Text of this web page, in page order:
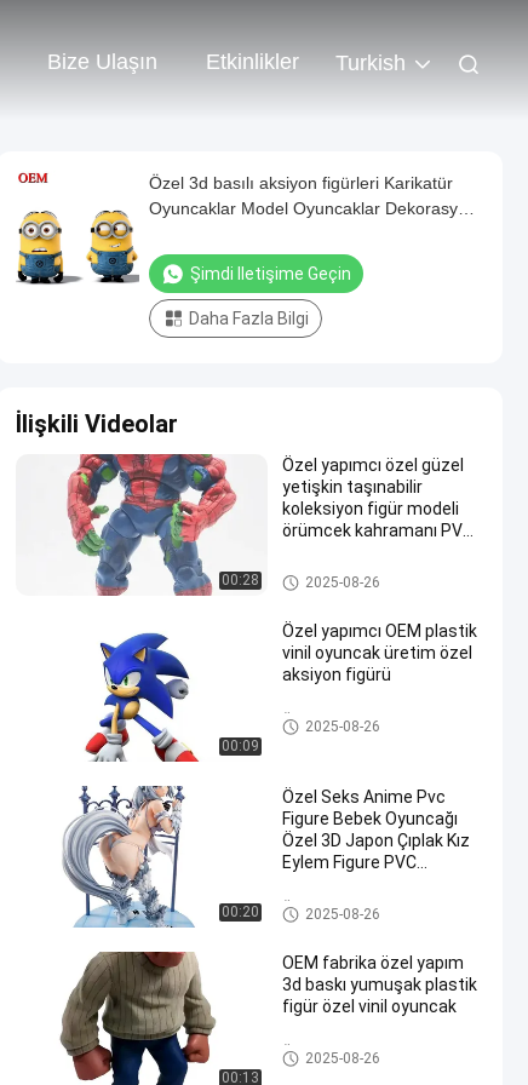
Bize Ulaşın Etkinlikler Turkish
Özel 3d basılı aksiyon figürleri Karikatür
Oyuncaklar Model Oyuncaklar Dekorasyon
Şimdi Iletişime Geçin
Daha Fazla Bilgi
İlişkili Videolar
00:28
Özel yapımcı özel güzel
yetişkin taşınabilir
koleksiyon figür modeli
örümcek kahramanı PVC
Plastik figür/figür/figür/figürle
r
2025-08-26
00:09
Özel yapımcı OEM plastik
vinil oyuncak üretim özel
aksiyon figürü
Özel Vinyl Bebek/Roto Castin
g/Vinyl Figure/Vinyl Oyuncak
2025-08-26
00:20
Özel Seks Anime Pvc
Figure Bebek Oyuncağı
Özel 3D Japon Çıplak Kız
Eylem Figure PVC
Özel Vinyl Bebek/Roto Castin
g/Vinyl Figure/Vinyl Oyuncak
2025-08-26
00:13
OEM fabrika özel yapım
3d baskı yumuşak plastik
figür özel vinil oyuncak
Özel Vinyl Bebek/Roto Castin
g/Vinyl Figure/Vinyl Oyuncak
2025-08-26